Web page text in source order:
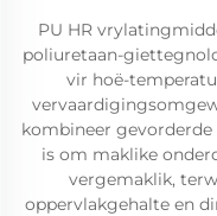
PU HR
poliuretaan-
vir hoë-
kombineer
is om maklike
vergemaklik,
oppervlakgehalte en